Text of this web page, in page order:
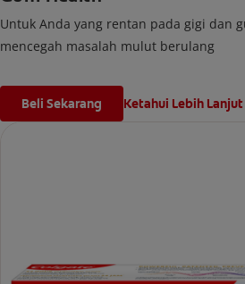
Untuk Anda yang rentan pada gigi dan
mencegah masalah mulut berulang
Beli Sekarang Ketahui Lebih Lanjut